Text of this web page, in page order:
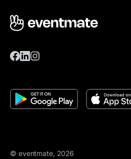
© eventmate, 2026